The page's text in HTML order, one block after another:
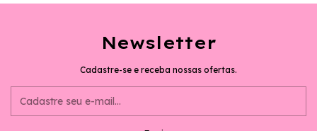
Newsletter
Cadastre-se e receba nossas ofertas.